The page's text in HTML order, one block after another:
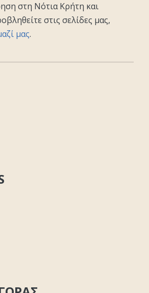
στη Νότια Κρήτη και
στις σελίδες μας,
μας.